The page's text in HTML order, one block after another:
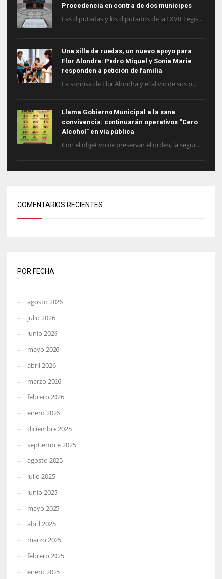
Procedencia en contra de dos munícipes
Las diputadas y los diputados de la LXVII Legis...
Una silla de ruedas, un nuevo apoyo para
Flor Alondra: Pedro Miguel y Sonia Marie
responden a petición de familia
La sonrisa de Flor Alondra y el alivio de sus p...
Llama Gobierno Municipal a la sana
convivencia: continuarán operativos “Cero
Alcohol” en vía pública
Con el objetivo de preservar el orden, la segur...
COMENTARIOS RECIENTES
POR FECHA
agosto 2026
julio 2026
junio 2026
mayo 2026
abril 2026
marzo 2026
febrero 2026
enero 2026
diciembre 2025
septiembre 2025
agosto 2025
julio 2025
junio 2025
mayo 2025
abril 2025
marzo 2025
febrero 2025
enero 2025